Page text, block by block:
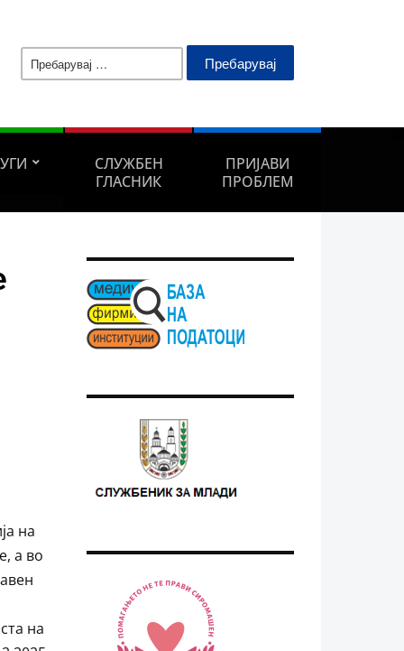
Пребарувај
СЛУЖБЕН
ГЛАСНИК
ПРИЈАВИ
ПРОБЛЕМ
на
а во
на